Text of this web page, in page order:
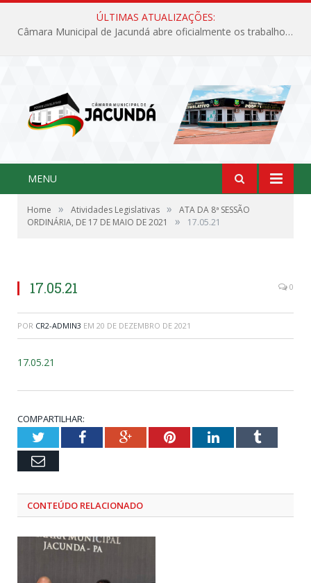
ÚLTIMAS ATUALIZAÇÕES:
Câmara Municipal de Jacundá abre oficialmente os trabalhos legislativos de 2026
MENU
Home » Atividades Legislativas »
ATA DA 8ª SESSÃO
ORDINÁRIA, DE 17 DE MAIO DE 2021
» 17.05.21
17.05.21 0
POR CR2-ADMIN3 EM 20 DE DEZEMBRO DE 2021
17.05.21
COMPARTILHAR:
TwitterFacebookGoogle+PinterestLinkedInTumblr
Email
CONTEÚDO RELACIONADO